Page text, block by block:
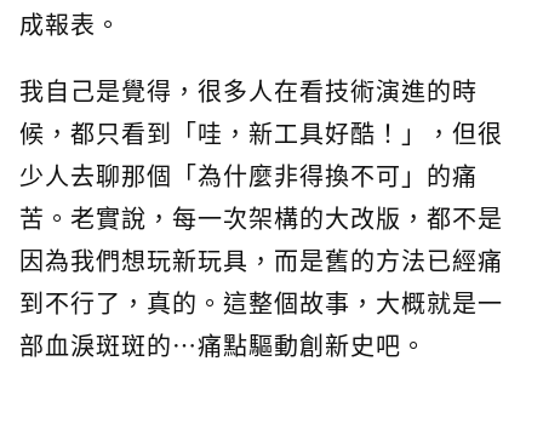
成報表。
我自己是覺得，很多人在看技術演進的時
候，都只看到「哇，新工具好酷！」，但很
少人去聊那個「為什麼非得換不可」的痛
苦。老實說，每一次架構的大改版，都不是
因為我們想玩新玩具，而是舊的方法已經痛
到不行了，真的。這整個故事，大概就是一
部血淚斑斑的…痛點驅動創新史吧。